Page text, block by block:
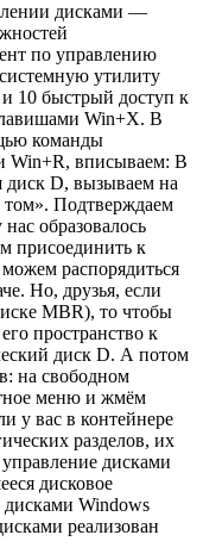
дисками —
по управлению
утилиту
10 быстрый доступ к
Win+X. В
команды
Win+R, вписываем: В
диск D, вызываем на
Подтверждаем
образовалось
присоединить к
распорядиться
Но, друзья, если
MBR), то чтобы
пространство к
диск D. А потом
на свободном
меню и жмём
у вас в контейнере
разделов, их
дисками
дисковое
Windows
реализован